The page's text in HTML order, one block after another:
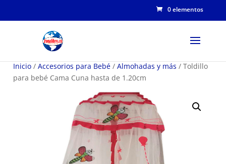
0 elementos
Inicio / Accesorios para Bebé / Almohadas y más / Toldillo
para bebé Cama Cuna hasta de 1.20cm